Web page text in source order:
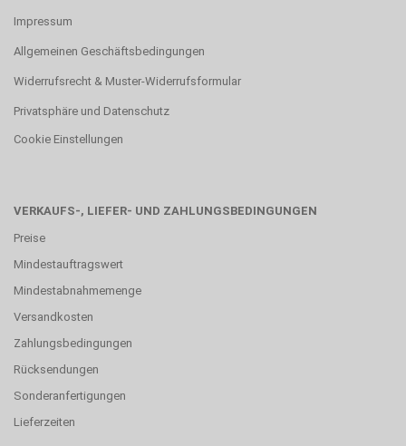
Impressum
Allgemeinen Geschäftsbedingungen
Widerrufsrecht & Muster-Widerrufsformular
Privatsphäre und Datenschutz
Cookie Einstellungen
VERKAUFS-, LIEFER- UND ZAHLUNGSBEDINGUNGEN
Preise
Mindestauftragswert
Mindestabnahmemenge
Versandkosten
Zahlungsbedingungen
Rücksendungen
Sonderanfertigungen
Lieferzeiten